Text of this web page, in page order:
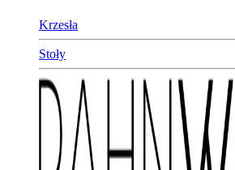
Krzesła
Stoły